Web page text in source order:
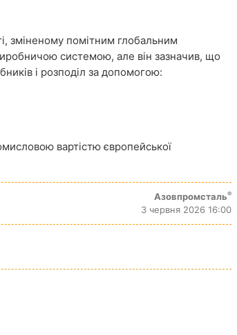
зміненому помітним глобальним
системою, але він зазначив, що
і розподіл за допомогою:
вартістю європейської
Азовпромсталь®
3 червня 2026 16:00